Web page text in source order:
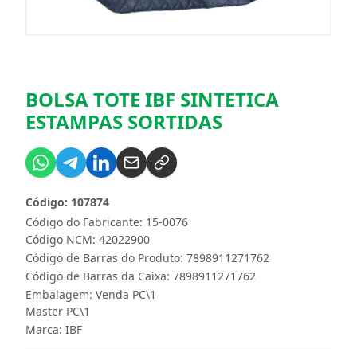
BOLSA TOTE IBF SINTETICA
ESTAMPAS SORTIDAS
Código do Fabricante: 15-0076
Código: 107874
Código NCM: 42022900
Código de Barras do Produto: 7898911271762
Código de Barras da Caixa: 7898911271762
Embalagem: Venda PC\1
Master PC\1
Marca: IBF